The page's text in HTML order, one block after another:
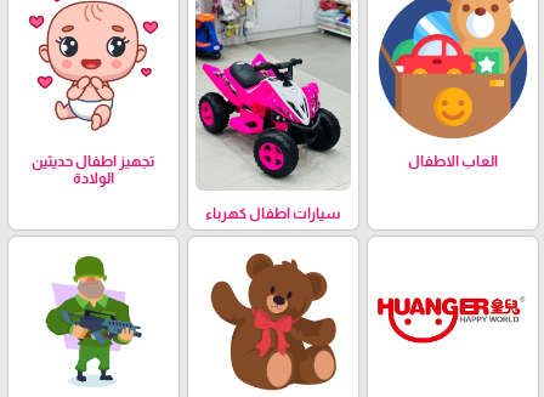
العاب الاطفال
سيارات اطفال كهرباء
تجهيز اطفال حديثين
الولادة